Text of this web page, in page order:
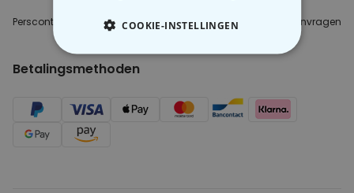
Perscontact Blogger/Youtuber B2B aanvragen
Betalingsmethoden
COOKIE-INSTELLINGEN
NOODZAKELIJK